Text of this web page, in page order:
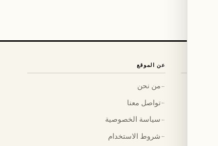
عن الموقع
← من نحن
←تواصل معنا
← سياسة الخصوصية
← شروط الاستخدام